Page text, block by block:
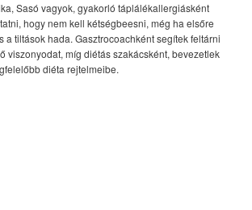
Sasó vagyok, gyakorló táplálékallergiásként
hogy nem kell kétségbeesni, még ha elsőre
a tiltások hada. Gasztrocoachként segítek feltárni
viszonyodat, míg diétás szakácsként, bevezetlek
diéta rejtelmeibe.